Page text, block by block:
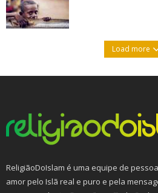
Load more
ReligiãoDoIslam é uma equipe de
amor pelo Islã real e puro e pela